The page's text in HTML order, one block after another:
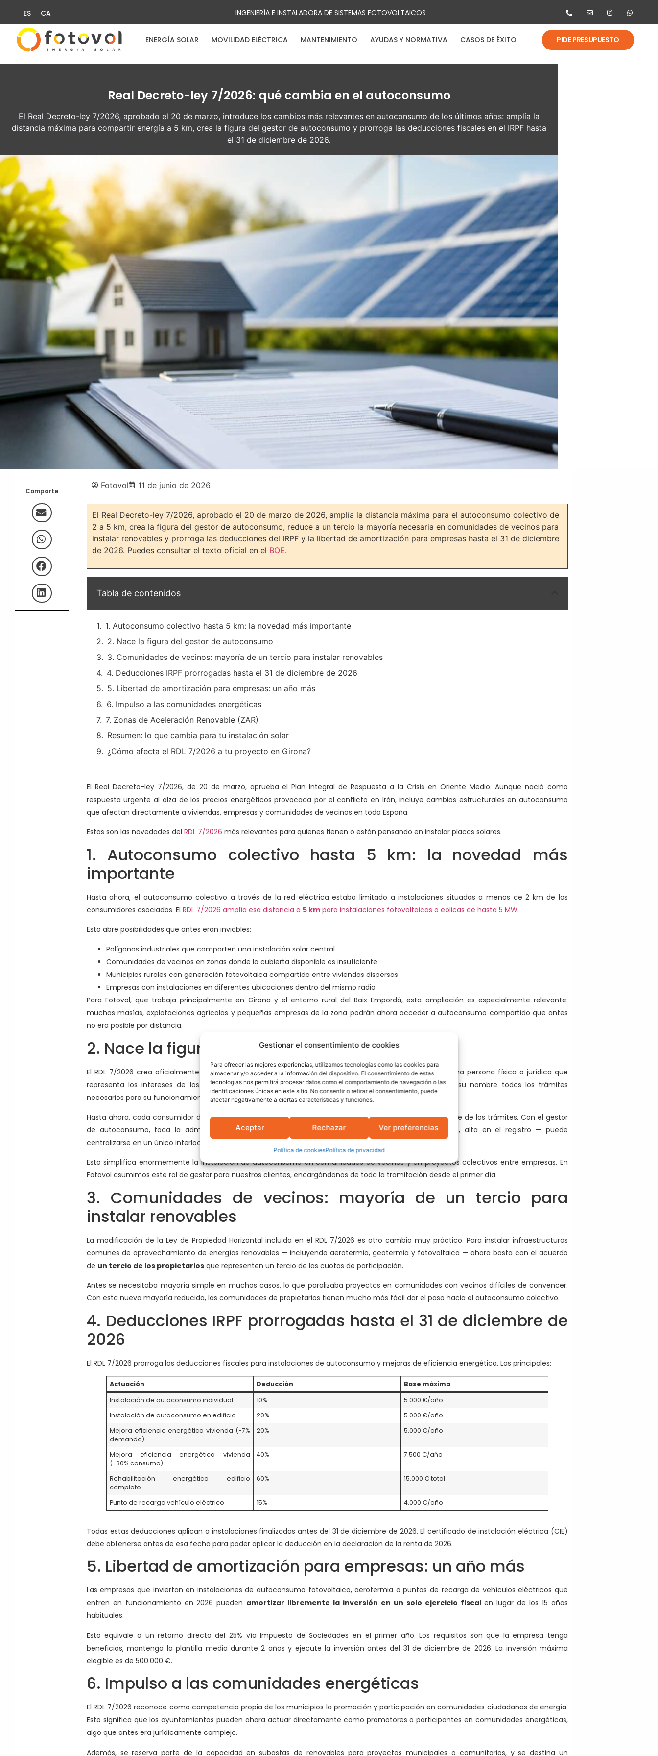
Gestionar el consentimiento de cookies
Para ofrecer las mejores experiencias, utilizamos tecnologías como las cookies para
almacenar y/o acceder a la información del dispositivo. El consentimiento de estas
tecnologías nos permitirá procesar datos como el comportamiento de navegación o las
identificaciones únicas en este sitio. No consentir o retirar el consentimiento, puede
afectar negativamente a ciertas características y funciones.
Aceptar Rechazar Ver preferencias
Política de cookiesPolítica de privacidad
ES CA INGENIERÍA E INSTALADORA DE SISTEMAS FOTOVOLTAICOS
ENERGÍA SOLAR MOVILIDAD ELÉCTRICA MANTENIMIENTO AYUDAS Y NORMATIVA CASOS DE ÉXITO PIDE PRESUPUESTO
Real Decreto-ley 7/2026: qué cambia en el autoconsumo
El Real Decreto-ley 7/2026, aprobado el 20 de marzo, introduce los cambios más relevantes en autoconsumo de los últimos años: amplía la
distancia máxima para compartir energía a 5 km, crea la figura del gestor de autoconsumo y prorroga las deducciones fiscales en el IRPF hasta
el 31 de diciembre de 2026.
Comparte
Fotovol 11 de junio de 2026
El Real Decreto-ley 7/2026, aprobado el 20 de marzo de 2026, amplía la distancia máxima para el autoconsumo colectivo de
2 a 5 km, crea la figura del gestor de autoconsumo, reduce a un tercio la mayoría necesaria en comunidades de vecinos para
instalar renovables y prorroga las deducciones del IRPF y la libertad de amortización para empresas hasta el 31 de diciembre
de 2026. Puedes consultar el texto oficial en el BOE.
Tabla de contenidos
1. Autoconsumo colectivo hasta 5 km: la novedad más importante
2. Nace la figura del gestor de autoconsumo
3. Comunidades de vecinos: mayoría de un tercio para instalar renovables
4. Deducciones IRPF prorrogadas hasta el 31 de diciembre de 2026
5. Libertad de amortización para empresas: un año más
6. Impulso a las comunidades energéticas
7. Zonas de Aceleración Renovable (ZAR)
Resumen: lo que cambia para tu instalación solar
¿Cómo afecta el RDL 7/2026 a tu proyecto en Girona?
El Real Decreto-ley 7/2026, de 20 de marzo, aprueba el Plan Integral de Respuesta a la Crisis en Oriente Medio. Aunque nació como
respuesta urgente al alza de los precios energéticos provocada por el conflicto en Irán, incluye cambios estructurales en autoconsumo
que afectan directamente a viviendas, empresas y comunidades de vecinos en toda España.
Estas son las novedades del RDL 7/2026 más relevantes para quienes tienen o están pensando en instalar placas solares.
1. Autoconsumo colectivo hasta 5 km: la novedad más
importante
Hasta ahora, el autoconsumo colectivo a través de la red eléctrica estaba limitado a instalaciones situadas a menos de 2 km de los
consumidores asociados. El RDL 7/2026 amplía esa distancia a 5 kmpara instalaciones fotovoltaicas o eólicas de hasta 5 MW.
Esto abre posibilidades que antes eran inviables:
Polígonos industriales que comparten una instalación solar central
Comunidades de vecinos en zonas donde la cubierta disponible es insuficiente
Municipios rurales con generación fotovoltaica compartida entre viviendas dispersas
Empresas con instalaciones en diferentes ubicaciones dentro del mismo radio
Para Fotovol, que trabaja principalmente en Girona y el entorno rural del Baix Empordà, esta ampliación es especialmente relevante:
muchas masías, explotaciones agrícolas y pequeñas empresas de la zona podrán ahora acceder a autoconsumo compartido que antes
no era posible por distancia.
2. Nace la figura del gestor de autoconsumo
El RDL 7/2026 crea oficialmente en la Ley del Sector Eléctrico la figura delgestor de autoconsumo
: una persona física o jurídica que
representa los intereses de los consumidores asociados a un autoconsumo colectivo, realizando en su nombre todos los trámites
necesarios para su funcionamiento.
Hasta ahora, cada consumidor de un autoconsumo colectivo tenía que gestionar individualmente su parte de los trámites. Con el gestor
de autoconsumo, toda la administración del sistema — contratos, medición, reparto de excedentes, alta en el registro — puede
centralizarse en un único interlocutor.
Esto simplifica enormemente la instalación de autoconsumo en comunidades de vecinos y en proyectos colectivos entre empresas. En
Fotovol asumimos este rol de gestor para nuestros clientes, encargándonos de toda la tramitación desde el primer día.
3. Comunidades de vecinos: mayoría de un tercio para
instalar renovables
La modificación de la Ley de Propiedad Horizontal incluida en el RDL 7/2026 es otro cambio muy práctico. Para instalar infraestructuras
comunes de aprovechamiento de energías renovables — incluyendo aerotermia, geotermia y fotovoltaica — ahora basta con el acuerdo
de un tercio de los propietariosque representen un tercio de las cuotas de participación.
Antes se necesitaba mayoría simple en muchos casos, lo que paralizaba proyectos en comunidades con vecinos difíciles de convencer.
Con esta nueva mayoría reducida, las comunidades de propietarios tienen mucho más fácil dar el paso hacia el autoconsumo colectivo.
4. Deducciones IRPF prorrogadas hasta el 31 de diciembre de
2026
El RDL 7/2026 prorroga las deducciones fiscales para instalaciones de autoconsumo y mejoras de eficiencia energética. Las principales:
Actuación Deducción
Base máxima
Instalación de autoconsumo individual
10%
5.000 €/año
Instalación de autoconsumo en edificio
20%
5.000 €/año
Mejora eficiencia energética vivienda (−7%
demanda)
20% 5.000 €/año
Mejora eficiencia energética vivienda
(−30% consumo)
40% 7.500 €/año
Rehabilitación energética edificio
completo
60% 15.000 € total
Punto de recarga vehículo eléctrico 15% 4.000 €/año
Todas estas deducciones aplican a instalaciones finalizadas antes del 31 de diciembre de 2026. El certificado de instalación eléctrica (CIE)
debe obtenerse antes de esa fecha para poder aplicar la deducción en la declaración de la renta de 2026.
5. Libertad de amortización para empresas: un año más
Las empresas que inviertan en instalaciones de autoconsumo fotovoltaico, aerotermia o puntos de recarga de vehículos eléctricos que
entren en funcionamiento en 2026 pueden amortizar libremente la inversión en un solo ejercicio fiscalen lugar de los 15 años
habituales.
Esto equivale a un retorno directo del 25% vía Impuesto de Sociedades en el primer año. Los requisitos son que la empresa tenga
beneficios, mantenga la plantilla media durante 2 años y ejecute la inversión antes del 31 de diciembre de 2026. La inversión máxima
elegible es de 500.000 €.
6. Impulso a las comunidades energéticas
El RDL 7/2026 reconoce como competencia propia de los municipios la promoción y participación en comunidades ciudadanas de energía.
Esto significa que los ayuntamientos pueden ahora actuar directamente como promotores o participantes en comunidades energéticas,
algo que antes era jurídicamente complejo.
Además, se reserva parte de la capacidad en subastas de renovables para proyectos municipales o comunitarios, y se destina un